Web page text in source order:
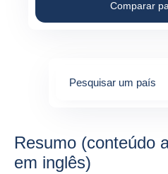
Comparar
Pesquisar um país
Resumo (conteúdo
em inglês)